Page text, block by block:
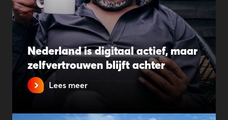
Nederland is digitaal actief, maar
zelfvertrouwen blijft achter
Lees meer